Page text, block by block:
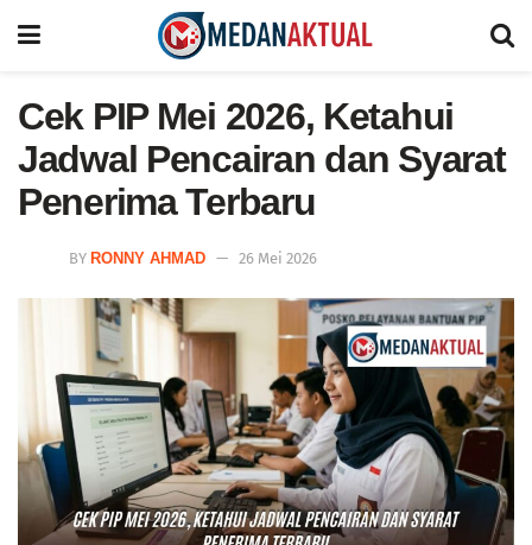
Cek PIP Mei 2026, Ketahui
Jadwal Pencairan dan Syarat
Penerima Terbaru
BY RONNY AHMAD 26 Mei 2026